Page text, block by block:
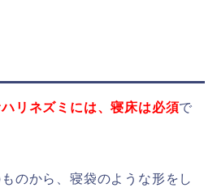
リネズミには、寝床は必須で
のから、寝袋のような形をし